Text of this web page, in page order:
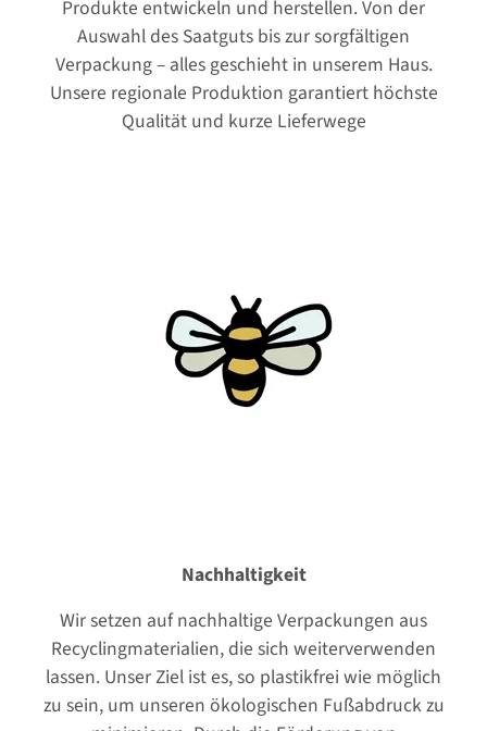
Produkte entwickeln und herstellen. Von der
Auswahl des Saatguts bis zur sorgfältigen
Verpackung – alles geschieht in unserem Haus.
Unsere regionale Produktion garantiert höchste
Qualität und kurze Lieferwege
Nachhaltigkeit
Wir setzen auf nachhaltige Verpackungen aus
Recyclingmaterialien, die sich weiterverwenden
lassen. Unser Ziel ist es, so plastikfrei wie möglich
zu sein, um unseren ökologischen Fußabdruck zu